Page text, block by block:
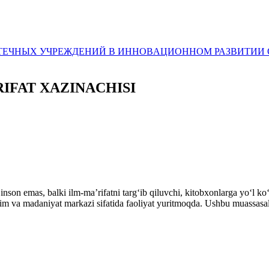
УЧРЕЖДЕНИЙ В ИННОВAЦИОННОМ
XAZINACHISI
emas, balki ilm-ma’rifatni targ‘ib qiluvchi, kitobxonlarga yо‘l
madaniyat markazi sifatida faoliyat yuritmoqda. Ushbu